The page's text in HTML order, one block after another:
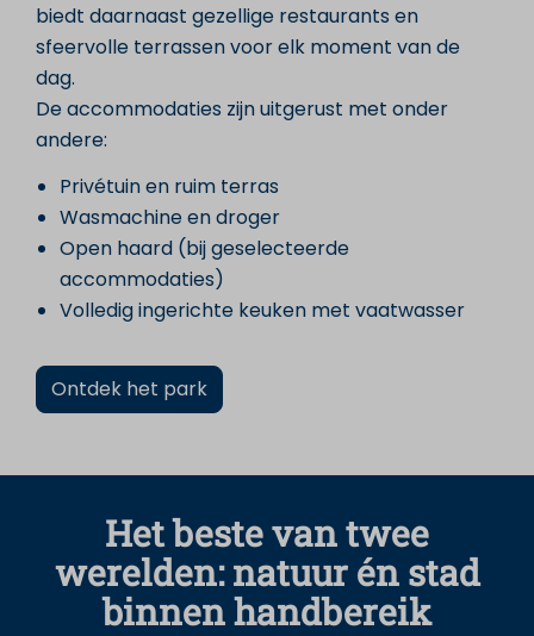
biedt daarnaast gezellige restaurants en
sfeervolle terrassen voor elk moment van de
dag.
De accommodaties zijn uitgerust met onder
andere:
Privétuin en ruim terras
Wasmachine en droger
Open haard (bij geselecteerde
accommodaties)
Volledig ingerichte keuken met vaatwasser
Ontdek het park
Het beste van twee
werelden: natuur én stad
binnen handbereik